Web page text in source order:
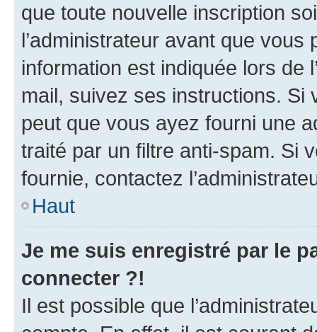
que toute nouvelle inscription
l’administrateur avant que
information est indiquée lors de
mail, suivez ses instructions. Si
peut que vous ayez fourni une
traité par un filtre anti-spam. Si
fournie, contactez
Haut
Je me suis enregistré par le
connecter ?!
Il est possible que